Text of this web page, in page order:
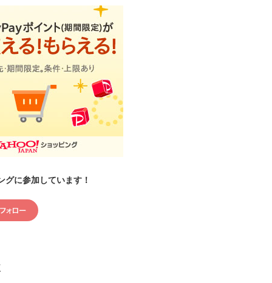
グに参加しています！